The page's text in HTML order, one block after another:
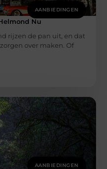
AANBIEDINGEN
Nu
rijzen de pan uit, en dat
over maken. Of
AANBIEDINGEN